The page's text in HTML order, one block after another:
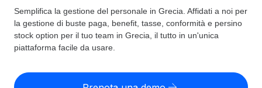
Global Payroll
Gestisci il payroll a norma, in tutta semplicità
Employer of Record
Contractor Management
COPERTURA GLOBALE
Ricerca paesi
Trova i servizi di supporto all’impiego per ogni Paese
Confronta Remote
Tariffe
Semplifica la gestione del personale in Grecia. Affidati a noi per
la gestione di buste paga, benefit, tasse, conformità e persino
stock option per il tuo team in Grecia, il tutto in un'unica
piattaforma facile da usare.